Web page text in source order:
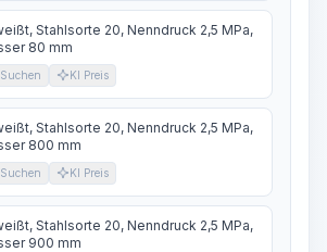
Stahlsorte 20, Nenndruck 2,5 MPa,
80 mm
Suchen KI Preis
Stahlsorte 20, Nenndruck 2,5 MPa,
800 mm
Suchen KI Preis
Stahlsorte 20, Nenndruck 2,5 MPa,
900 mm